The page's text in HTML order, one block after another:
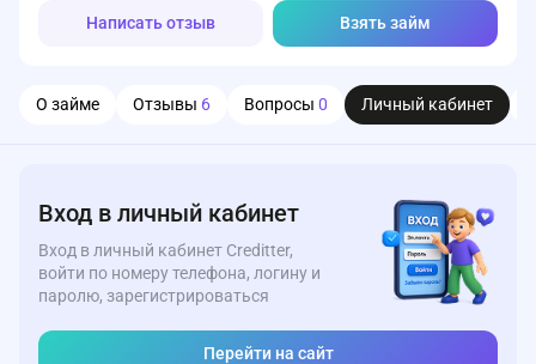
Написать отзыв Взять займ
О займе Отзывы 6 Вопросы 0 Личный кабинет
Вход в личный кабинет
Вход в личный кабинет Creditter,
войти по номеру телефона, логину и
паролю, зарегистрироваться
Перейти на сайт